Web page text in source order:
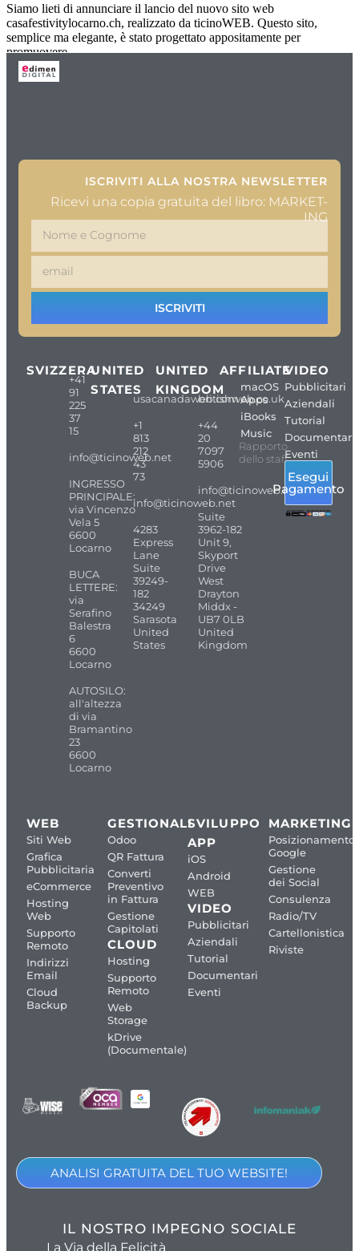
Siamo lieti di annunciare il lancio del nuovo sito web
casafestivitylocarno.ch, realizzato da ticinoWEB. Questo sito,
semplice ma elegante, è stato progettato appositamente per
promuovere
ISCRIVITI ALLA NOSTRA NEWSLETTER
Ricevi una copia gratuita del libro: MARKET-
ING
ISCRIVITI
SVIZZERA
+41
91
225
37
15
info@ticinoweb.net
INGRESSO
PRINCIPALE:
via Vincenzo
Vela 5
6600
Locarno
BUCA
LETTERE:
via
Serafino
Balestra
6
6600
Locarno
AUTOSILO:
all'altezza
di via
Bramantino
23
6600
Locarno
UNITED
STATES
usacanadaweb.com
+1
813
212
43
73
info@ticinoweb.net
4283
Express
Lane
Suite
39249-
182
34249
Sarasota
United
States
UNITED
KINGDOM
britishweb.co.uk
+44
20
7097
5906
info@ticinoweb.net
Suite
3962-182
Unit 9,
Skyport
Drive
West
Drayton
Middx -
UB7 0LB
United
Kingdom
AFFILIATE
macOS
Apps
iBooks
Music
Rapporto
dello staff
VIDEO
Pubblicitari
Aziendali
Tutorial
Documentari
Eventi
Esegui
Pagamento
WEB
Siti Web
Grafica
Pubblicitaria
eCommerce
Hosting
Web
Supporto
Remoto
Indirizzi
Email
Cloud
Backup
GESTIONALI
Odoo
QR Fattura
Converti
Preventivo
in Fattura
Gestione
Capitolati
CLOUD
Hosting
Supporto
Remoto
Web
Storage
kDrive
(Documentale)
SVILUPPO
APP
iOS
Android
WEB
VIDEO
Pubblicitari
Aziendali
Tutorial
Documentari
Eventi
MARKETING
Posizionamento
Google
Gestione
dei Social
Consulenza
Radio/TV
Cartellonistica
Riviste
ANALISI GRATUITA DEL TUO WEBSITE!
IL NOSTRO IMPEGNO SOCIALE
La Via della Felicità